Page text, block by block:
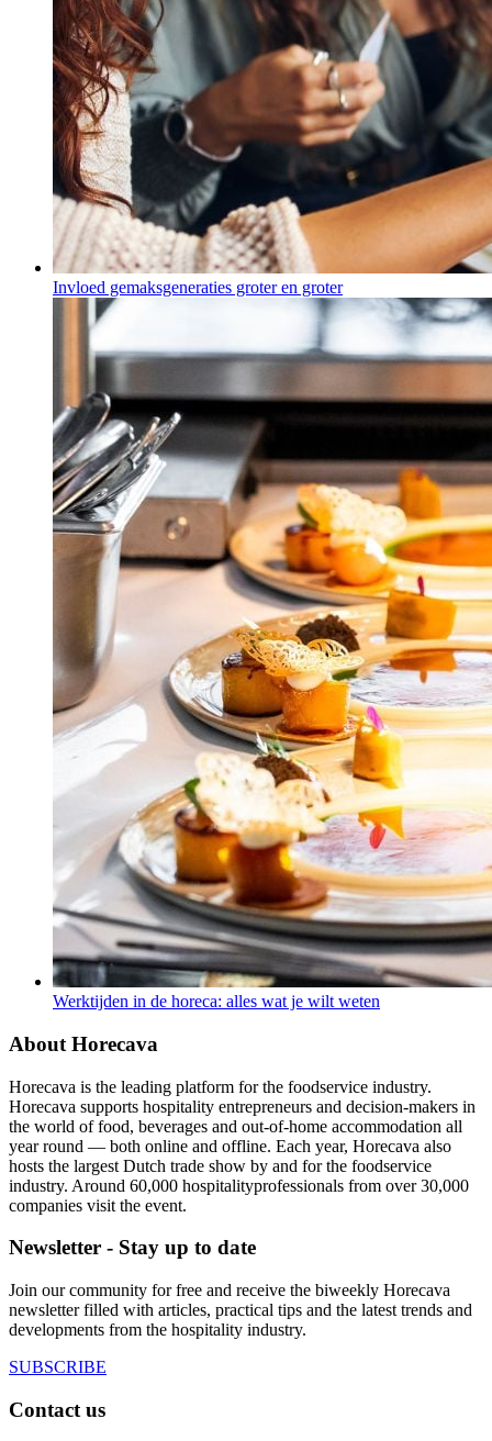
Invloed gemaksgeneraties groter en groter
Werktijden in de horeca: alles wat je wilt weten
About Horecava
Horecava is the leading platform for the foodservice industry.
Horecava supports hospitality entrepreneurs and decision-makers in
the world of food, beverages and out-of-home accommodation all
year round — both online and offline. Each year, Horecava also
hosts the largest Dutch trade show by and for the foodservice
industry. Around 60,000 hospitalityprofessionals from over 30,000
companies visit the event.
Newsletter - Stay up to date
Join our community for free and receive the biweekly Horecava
newsletter filled with articles, practical tips and the latest trends and
developments from the hospitality industry.
SUBSCRIBE
Contact us